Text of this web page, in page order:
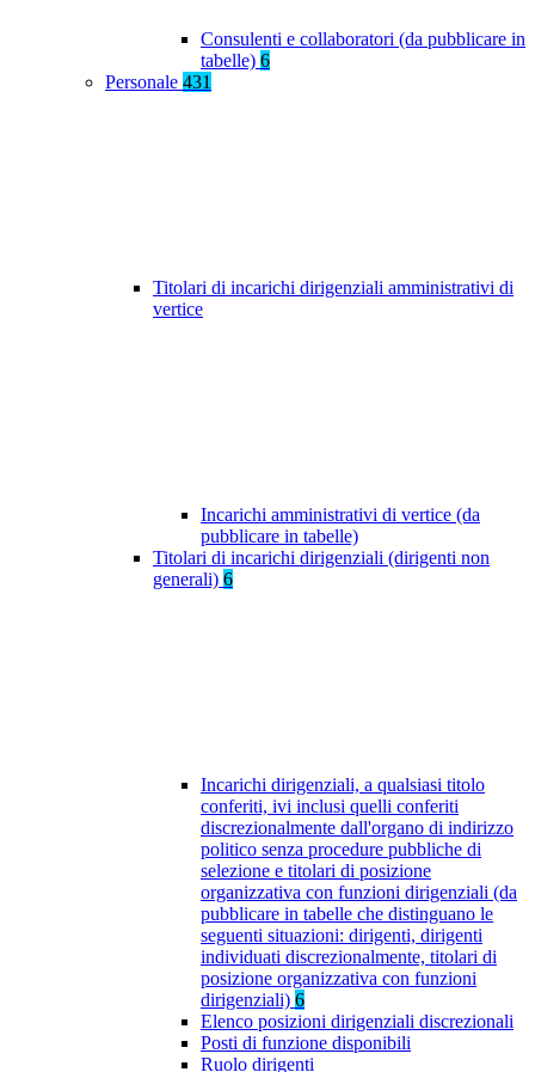
Consulenti e collaboratori (da pubblicare in
tabelle) 6
Personale 431
Titolari di incarichi dirigenziali amministrativi di
vertice
Incarichi amministrativi di vertice (da
pubblicare in tabelle)
Titolari di incarichi dirigenziali (dirigenti non
generali) 6
Incarichi dirigenziali, a qualsiasi titolo
conferiti, ivi inclusi quelli conferiti
discrezionalmente dall'organo di indirizzo
politico senza procedure pubbliche di
selezione e titolari di posizione
organizzativa con funzioni dirigenziali (da
pubblicare in tabelle che distinguano le
seguenti situazioni: dirigenti, dirigenti
individuati discrezionalmente, titolari di
posizione organizzativa con funzioni
dirigenziali) 6
Elenco posizioni dirigenziali discrezionali
Posti di funzione disponibili
Ruolo dirigenti